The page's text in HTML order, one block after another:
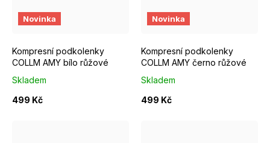
Novinka
Kompresní podkolenky
COLLM AMY bílo růžové
Skladem
499 Kč
S/M EUR 37-39 M/L EUR 40-42
Novinka
Kompresní podkolenky
COLLM AMY černo růžové
Skladem
499 Kč
S/M EUR 37-39